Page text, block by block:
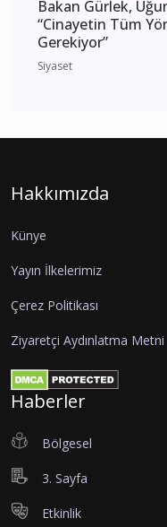
Bakan Gürlek,
“Cinayetin Tüm
Gerekiyor”
Siyaset
Hakkımızda
Künye
Yayın İlkelerimiz
Çerez Politikası
Ziyaretçi Aydınlatma Metni
Haberler
Bölgesel
3. Sayfa
Etkinlik